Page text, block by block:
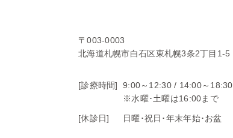
〒003-0003
北海道札幌市白石区東札幌3条2丁目1-5
[診療時間] 9:00～12:30 / 14:00～18:30
※水曜･土曜は16:00まで
[休診日] 日曜･祝日･年末年始･お盆